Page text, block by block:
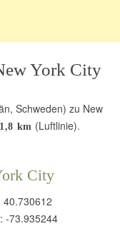
York City
Schweden) zu New
km (Luftlinie).
City
40.730612
-73.935244